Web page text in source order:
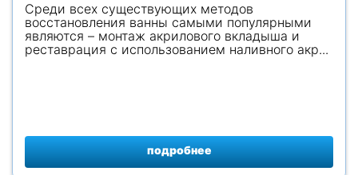
Среди всех существующих методов
восстановления ванны самыми популярными
являются – монтаж акрилового вкладыша и
реставрация с использованием наливного акр...
подробнее